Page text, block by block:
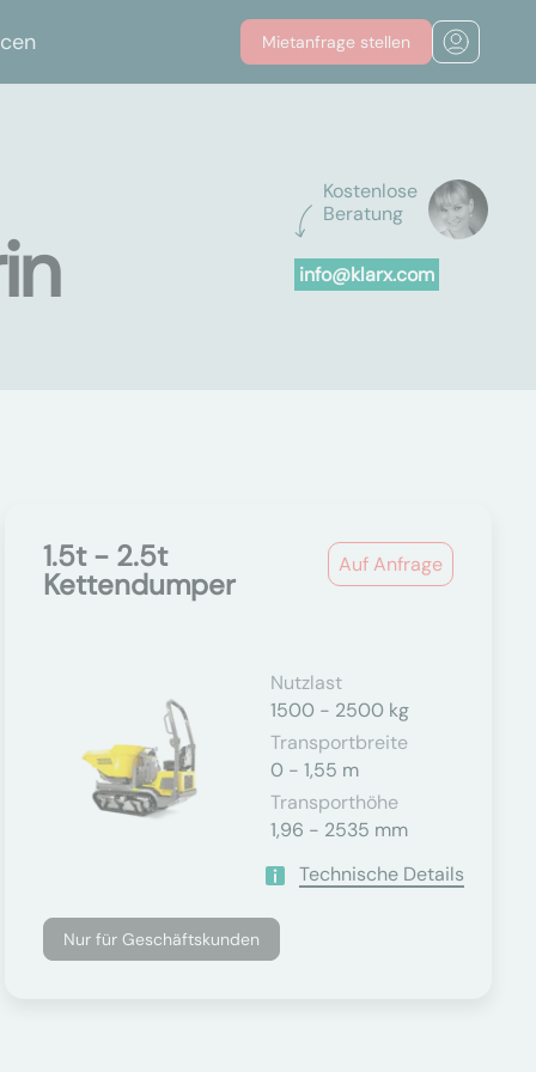
Mietanfrage stellen
Kostenlose
Beratung
info@klarx.com
Auf Anfrage
1.5t - 2.5t
Kettendumper
Nutzlast
1500 - 2500 kg
Transportbreite
0 - 1,55 m
Transporthöhe
1,96 - 2535 mm
Technische Details
Nur für Geschäftskunden